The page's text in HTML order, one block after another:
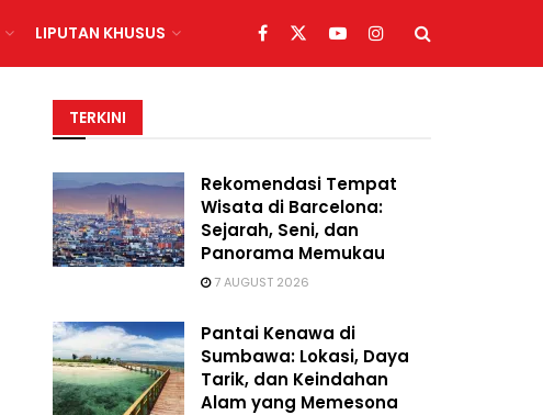
LIPUTAN KHUSUS
TERKINI
Rekomendasi Tempat
Wisata di Barcelona:
Sejarah, Seni, dan
Panorama Memukau
7 AUGUST 2026
Pantai Kenawa di
Sumbawa: Lokasi, Daya
Tarik, dan Keindahan
Alam yang Memesona